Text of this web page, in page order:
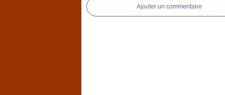
Ajouter un commentaire